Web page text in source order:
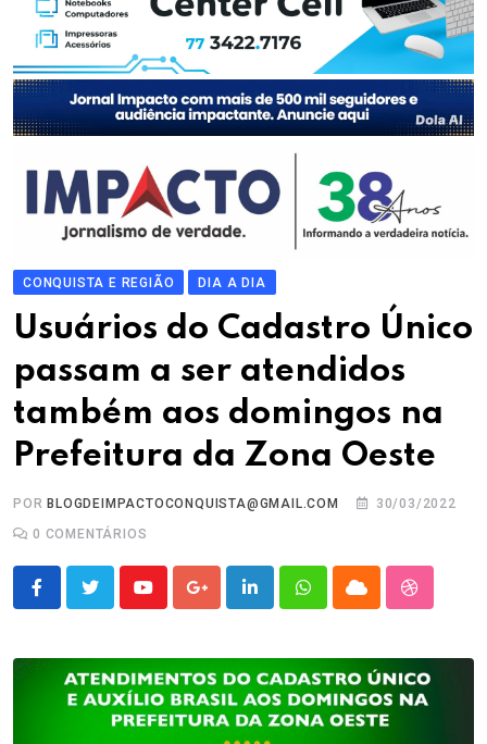
CONQUISTA E REGIÃO DIA A DIA
Usuários do Cadastro Único
passam a ser atendidos
também aos domingos na
Prefeitura da Zona Oeste
POR BLOGDEIMPACTOCONQUISTA@GMAIL.COM
30/03/2022
0 COMENTÁRIOS
YoutubeGoogle+LinkedInWhatsappCloud